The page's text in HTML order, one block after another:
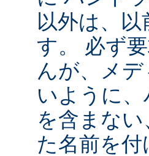
以外は、
す。 必ず
んが、メ
いように
を含まな
た名前を